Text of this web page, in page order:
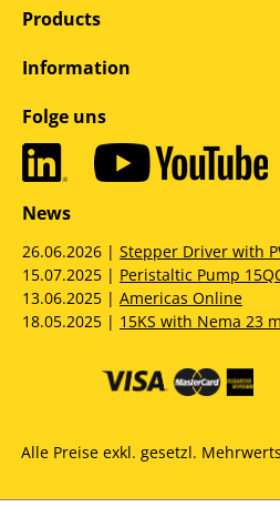
Products
Information
Folge uns
News
26.06.2026 | Stepper Driver with
15.07.2025 | Peristaltic Pump
13.06.2025 | Americas Online
18.05.2025 | 15KS with Nema 23
Alle Preise exkl. gesetzl.